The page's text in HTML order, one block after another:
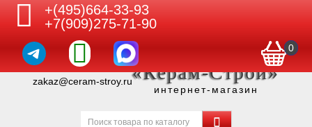
+(495)664-33-93
+7(909)275-71-90
0
zakaz@ceram-stroy.ru«Керам-Строй»
интернет-магазин